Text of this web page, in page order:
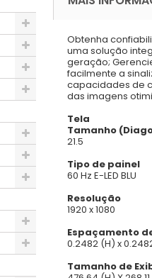
Obtenha
uma solução
geração;
facilmente a
capacidades de
das imagens
Tela
Tamanho
21.5
Tipo de painel
60 Hz E-LED BLU
Resolução
1920 x 1080
Espaçamento
0.2482 (H) x
Tamanho de